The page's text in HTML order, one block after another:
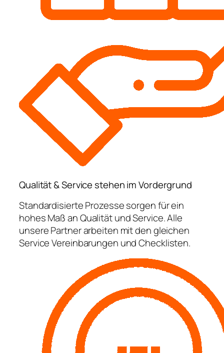
Qualität & Service stehen im Vordergrund
Standardisierte Prozesse sorgen für ein
hohes Maß an Qualität und Service. Alle
unsere Partner arbeiten mit den gleichen
Service Vereinbarungen und Checklisten.